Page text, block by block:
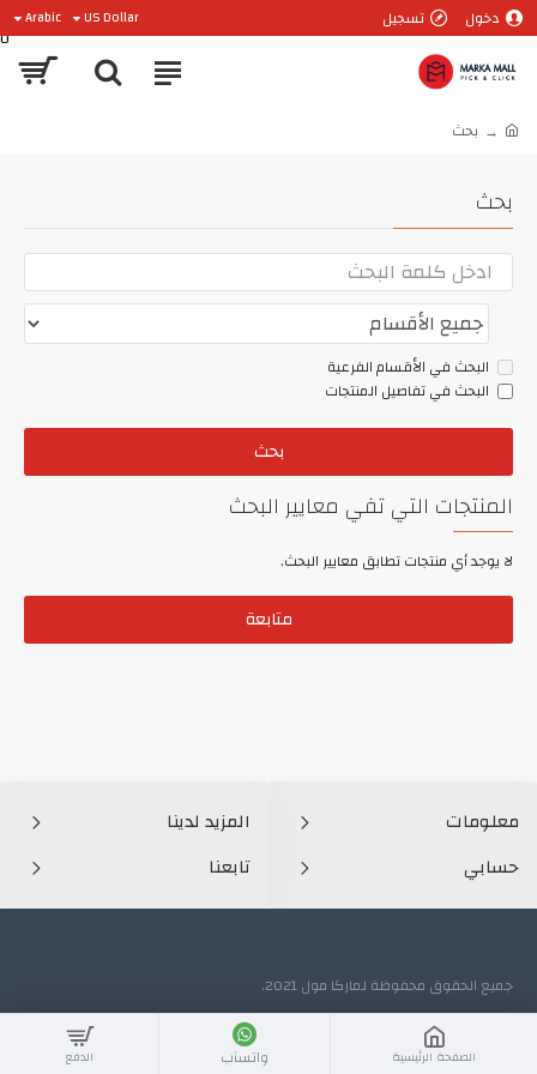
دخول تسجيل US Dollar
Arabic
0
بحث
بحث
البحث في الأقسام الفرعية
البحث في تفاصيل المنتجات
بحث
المنتجات التي تفي معايير البحث
لا يوجد أي منتجات تطابق معايير البحث.
متابعة
معلومات
حسابي
المزيد لدينا
تابعنا
جميع الحقوق محفوظة لماركا مول 2021.
الصفحة الرئيسية واتسآب الدفع